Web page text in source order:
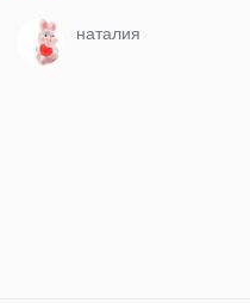
наталия